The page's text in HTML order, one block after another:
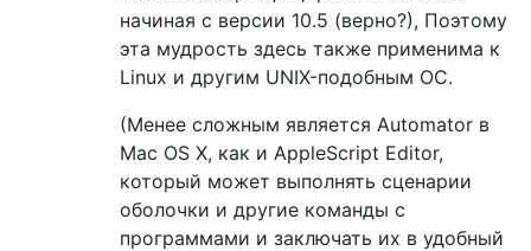
начиная с версии 10.5 (верно?), Поэтому
эта мудрость здесь также применима к
Linux и другим UNIX-подобным ОС.
(Менее сложным является Automator в
Mac OS X, как и AppleScript Editor,
который может выполнять сценарии
оболочки и другие команды с
программами и заключать их в удобный